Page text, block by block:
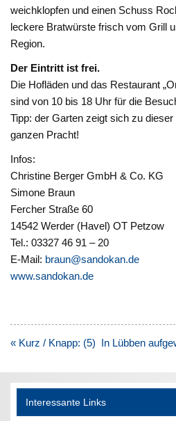
weichklopfen und einen Schuss
leckere Bratwürste frisch vom Grill
Region.
Der Eintritt ist frei.
Die Hofläden und das Restaurant
sind von 10 bis 18 Uhr für die
Tipp: der Garten zeigt sich zu
ganzen Pracht!
Infos:
Christine Berger GmbH & Co. KG
Simone Braun
Fercher Straße 60
14542 Werder (Havel) OT Petzow
Tel.: 03327 46 91 – 20
E-Mail: braun@sandokan.de
www.sandokan.de
Beitragsnavigation
« Kurz / Knapp: (5) In Lübben
Interessante Links